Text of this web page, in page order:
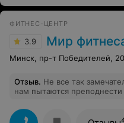
хочется оставлять без
ФИТНЕС-ЦЕНТР
3.9 Мир
Минск, пр-т Победителей,
Отзыв. Не все так
нам пытаются преподнести
Полмесяца мне полотенце
положено, плати каждый